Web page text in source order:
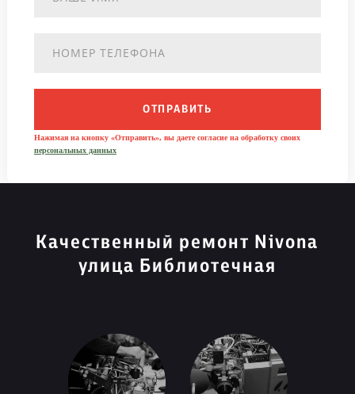
ОТПРАВИТЬ
Нажимая на кнопку «Отправить», вы даете согласие на обработку своих
персональных данных
Качественный ремонт Nivona
улица Библиотечная